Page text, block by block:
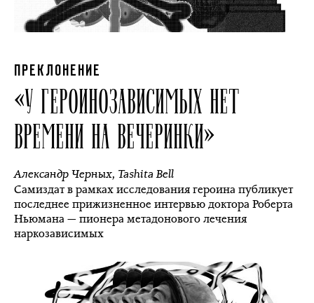
ПРЕКЛОНЕНИЕ
«У ГЕРОИНОЗАВИСИМЫХ НЕТ
ВРЕМЕНИ НА ВЕЧЕРИНКИ»
Александр Черных, Tashita Bell
Самиздат в рамках исследования героина публикует
последнее прижизненное интервью доктора Роберта
Ньюмана — пионера метадонового лечения
наркозависимых